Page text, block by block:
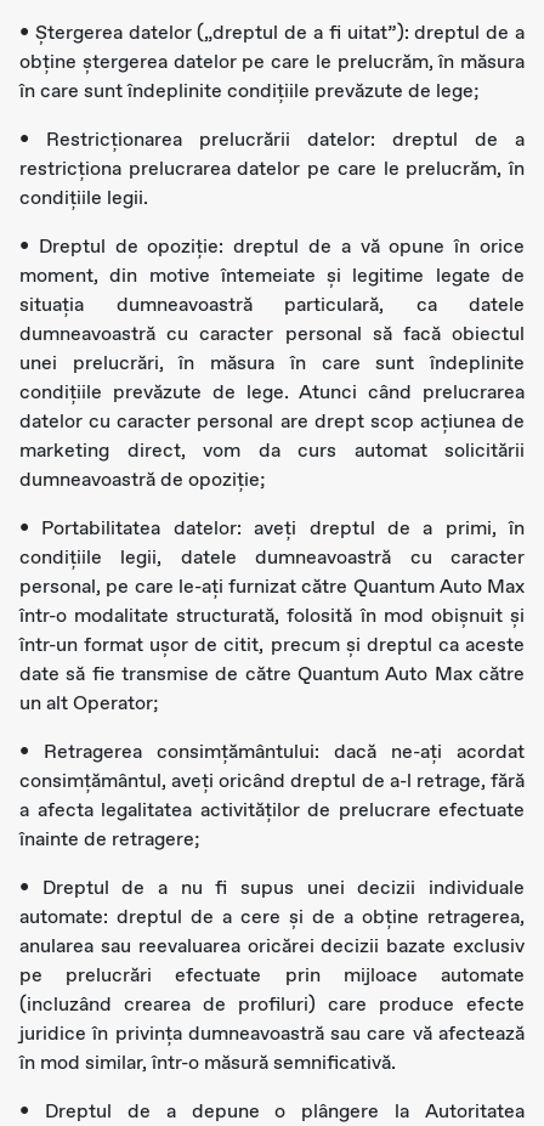
• Ştergerea datelor („dreptul de a fi uitat”): dreptul de a
obţine ştergerea datelor pe care le prelucrăm, în măsura
în care sunt îndeplinite condițiile prevăzute de lege;
• Restricţionarea prelucrării datelor: dreptul de a
restricţiona prelucrarea datelor pe care le prelucrăm, în
condițiile legii.
• Dreptul de opoziție: dreptul de a vă opune în orice
moment, din motive întemeiate și legitime legate de
situația dumneavoastră particulară, ca datele
dumneavoastră cu caracter personal să facă obiectul
unei prelucrări, în măsura în care sunt îndeplinite
condițiile prevăzute de lege. Atunci când prelucrarea
datelor cu caracter personal are drept scop acțiunea de
marketing direct, vom da curs automat solicitării
dumneavoastră de opoziție;
• Portabilitatea datelor: aveţi dreptul de a primi, în
condițiile legii, datele dumneavoastră cu caracter
personal, pe care le-ați furnizat către Quantum Auto Max
într-o modalitate structurată, folosită în mod obișnuit și
într-un format ușor de citit, precum și dreptul ca aceste
date să fie transmise de către Quantum Auto Max către
un alt Operator;
• Retragerea consimţământului: dacă ne-ați acordat
consimţământul, aveţi oricând dreptul de a-l retrage, fără
a afecta legalitatea activităților de prelucrare efectuate
înainte de retragere;
• Dreptul de a nu fi supus unei decizii individuale
automate: dreptul de a cere și de a obține retragerea,
anularea sau reevaluarea oricărei decizii bazate exclusiv
pe prelucrări efectuate prin mijloace automate
(incluzând crearea de profiluri) care produce efecte
juridice în privința dumneavoastră sau care vă afectează
în mod similar, într-o măsură semnificativă.
• Dreptul de a depune o plângere la Autoritatea